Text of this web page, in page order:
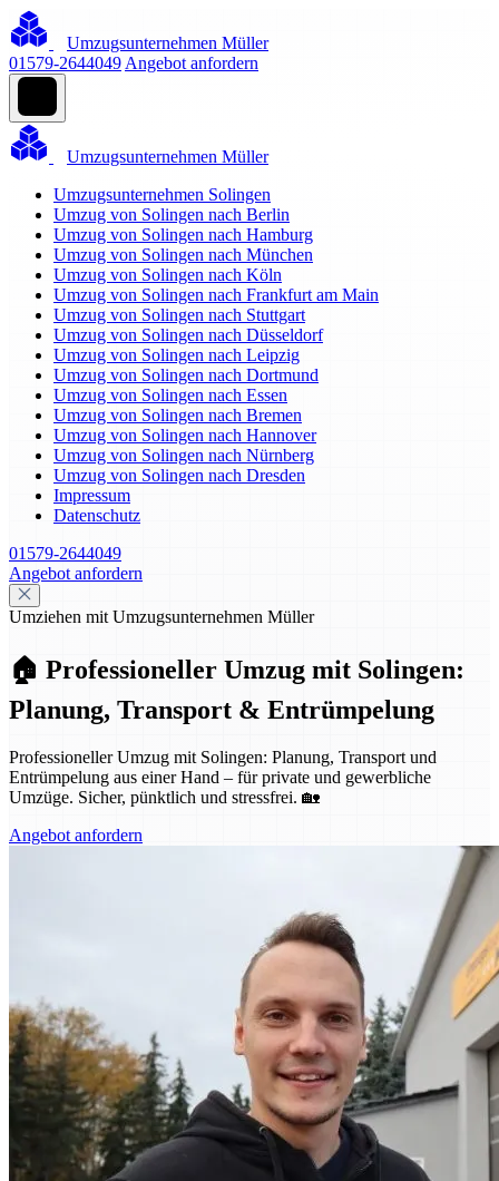
Umzugsunternehmen Müller
01579-2644049 Angebot anfordern
Umzugsunternehmen Müller
Umzugsunternehmen Solingen
Umzug von Solingen nach Berlin
Umzug von Solingen nach Hamburg
Umzug von Solingen nach München
Umzug von Solingen nach Köln
Umzug von Solingen nach Frankfurt am Main
Umzug von Solingen nach Stuttgart
Umzug von Solingen nach Düsseldorf
Umzug von Solingen nach Leipzig
Umzug von Solingen nach Dortmund
Umzug von Solingen nach Essen
Umzug von Solingen nach Bremen
Umzug von Solingen nach Hannover
Umzug von Solingen nach Nürnberg
Umzug von Solingen nach Dresden
Impressum
Datenschutz
01579-2644049
Angebot anfordern
Umziehen mit Umzugsunternehmen Müller
🏠 Professioneller Umzug mit Solingen:
Planung, Transport & Entrümpelung
Professioneller Umzug mit Solingen: Planung, Transport und
Entrümpelung aus einer Hand – für private und gewerbliche
Umzüge. Sicher, pünktlich und stressfrei. 🏡
Angebot anfordern